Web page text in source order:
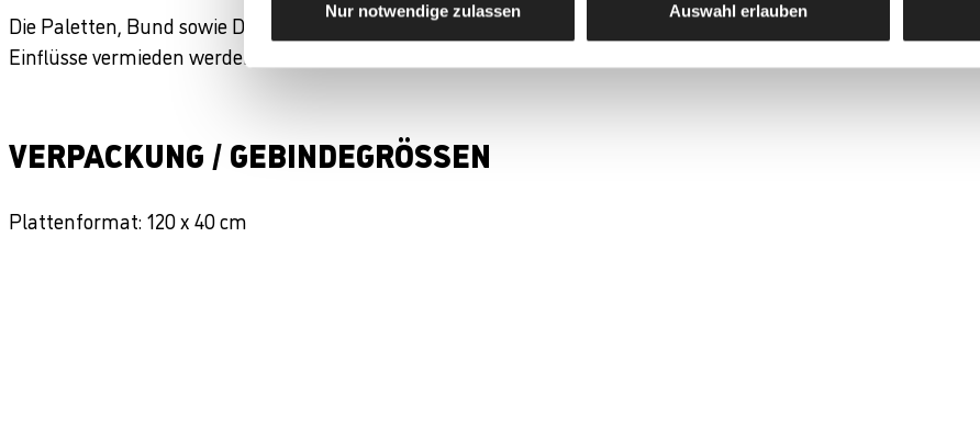
Nur notwendige zulassen Auswahl erlauben
Die Paletten, Bund sowie Dämmplatten sind mit der erforderlichen Sorgfalt zu behandeln, sodass
Einflüsse vermieden werden.
VERPACKUNG / GEBINDEGRÖSSEN
Plattenformat: 120 x 40 cm